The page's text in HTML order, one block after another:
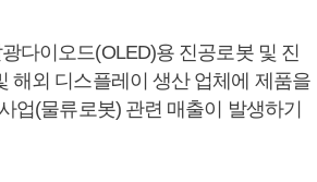
다이오드(OLED)용 진공로봇 및 진
해외 디스플레이 생산 업체에 제품을
업(물류로봇) 관련 매출이 발생하기